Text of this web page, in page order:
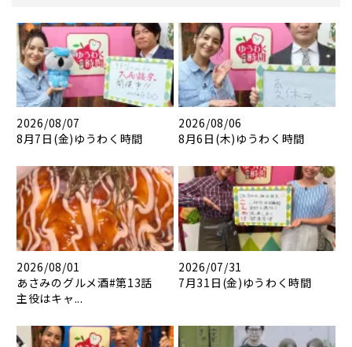
2026/08/07
8月7日(金)ゆうわく時間
2026/08/06
8月6日(木)ゆうわく時間
2026/08/01
あさみのグルメ酒#第13話
主役はキャ...
2026/07/31
7月31日(金)ゆうわく時間